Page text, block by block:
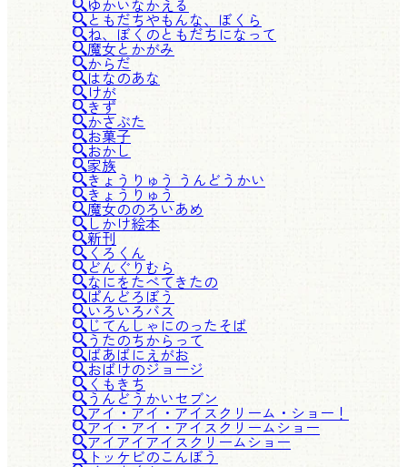
ゆかいなかえる
ともだちやもんな、ぼくら
ね、ぼくのともだちになって
魔女とかがみ
からだ
はなのあな
けが
きず
かさぶた
お菓子
おかし
家族
きょうりゅう うんどうかい
きょうりゅう
魔女ののろいあめ
しかけ絵本
新刊
くろくん
どんぐりむら
なにをたべてきたの
ぱんどろぼう
いろいろバス
じてんしゃにのったそば
うたのちからって
ばあばにえがお
おばけのジョージ
くもきち
うんどうかいセブン
アイ・アイ・アイスクリーム・ショー！
アイ・アイ・アイスクリームショー
アイアイアイスクリームショー
トッケビのこんぼう